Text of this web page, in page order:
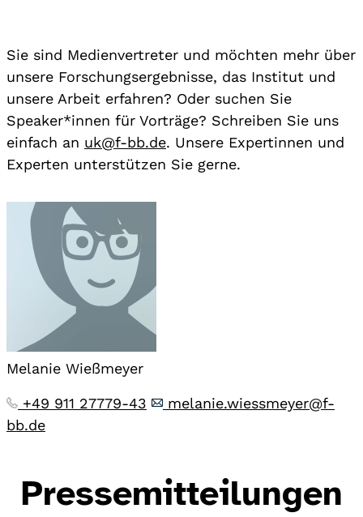
Sie sind Medienvertreter und möchten mehr über
unsere Forschungsergebnisse, das Institut und
unsere Arbeit erfahren? Oder suchen Sie
Speaker*innen für Vorträge? Schreiben Sie uns
einfach an uk@f-bb.de. Unsere Expertinnen und
Experten unterstützen Sie gerne.
Melanie Wießmeyer
+49 911 27779-43
melanie.wiessmeyer@f-
bb.de
Pressemitteilungen